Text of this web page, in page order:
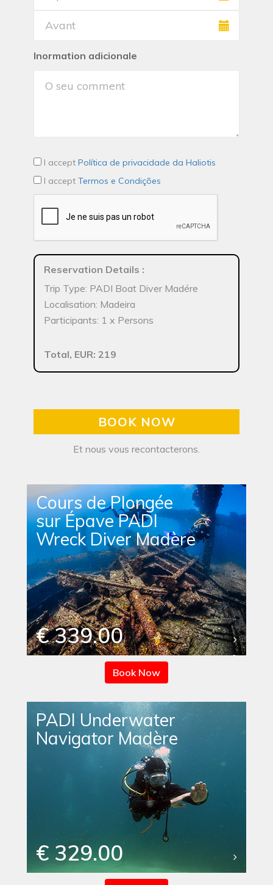
Inormation adicionale
I accept Política de privacidade da Haliotis
I accept Termos e Condições
Reservation Details :
Trip Type: PADI Boat Diver Madére
Localisation: Madeira
Participants: 1 x Persons
Total, EUR: 219
BOOK NOW
Et nous vous recontacterons.
Cours de Plongée
sur Épave PADI
Wreck Diver Madère
€ 339.00
Book Now
PADI Underwater
Navigator Madère
€ 329.00